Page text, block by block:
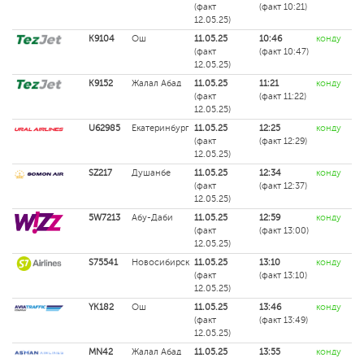
(факт
12.05.25)
(факт 10:21)
K9104 Ош
11.05.25
(факт
12.05.25)
10:46
(факт 10:47)
конду
K9152 Жалал Абад
11.05.25
(факт
12.05.25)
11:21
(факт 11:22)
конду
U62985 Екатеринбург 11.05.25
(факт
12.05.25)
12:25
(факт 12:29)
конду
SZ217 Душанбе
11.05.25
(факт
12.05.25)
12:34
(факт 12:37)
конду
5W7213 Абу-Даби
11.05.25
(факт
12.05.25)
12:59
(факт 13:00)
конду
S75541 Новосибирск 11.05.25
(факт
12.05.25)
13:10
(факт 13:10)
конду
YK182 Ош
11.05.25
(факт
12.05.25)
13:46
(факт 13:49)
конду
MN42 Жалал Абад
11.05.25
13:55
конду